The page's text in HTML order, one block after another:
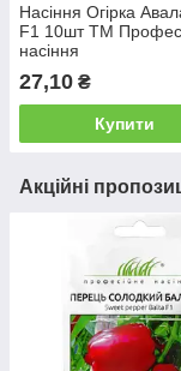
Насіння Огірка
F1 10шт ТМ
насіння
27,10 ₴
Купити
Акційні